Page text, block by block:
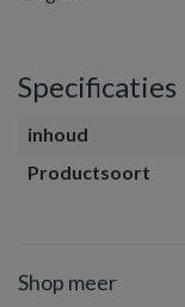
Specificaties
inhoud
Productsoort
Shop meer